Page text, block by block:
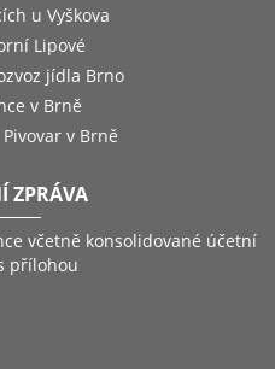
u Vyškova
Lipové
jídla Brno
v Brně
v Brně
ZPRÁVA
včetně konsolidované účetní
přílohou